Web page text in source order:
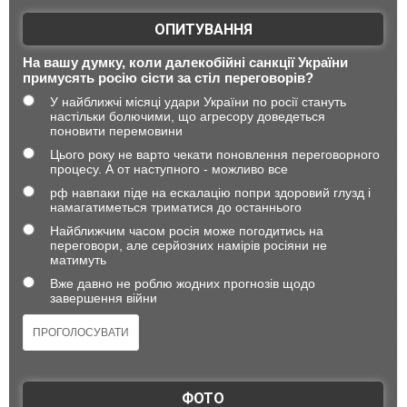
ОПИТУВАННЯ
На вашу думку, коли далекобійні санкції України
примусять росію сісти за стіл переговорів?
У найближчі місяці удари України по росії стануть
настільки болючими, що агресору доведеться
поновити перемовини
Цього року не варто чекати поновлення переговорного
процесу. А от наступного - можливо все
рф навпаки піде на ескалацію попри здоровий глузд і
намагатиметься триматися до останнього
Найближчим часом росія може погодитись на
переговори, але серйозних намірів росіяни не
матимуть
Вже давно не роблю жодних прогнозів щодо
завершення війни
ФОТО